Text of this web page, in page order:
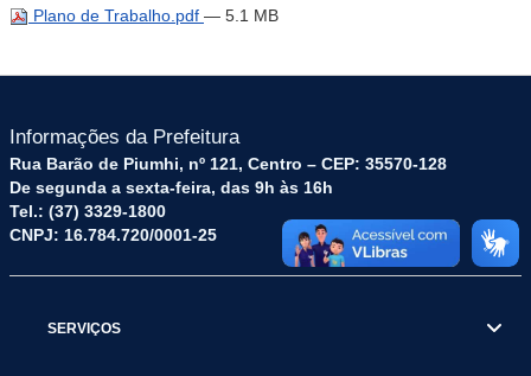
Plano de Trabalho.pdf — 5.1 MB
Informações da Prefeitura
Rua Barão de Piumhi, nº 121, Centro – CEP: 35570-128
De segunda a sexta-feira, das 9h às 16h
Tel.: (37) 3329-1800
CNPJ: 16.784.720/0001-25
SERVIÇOS